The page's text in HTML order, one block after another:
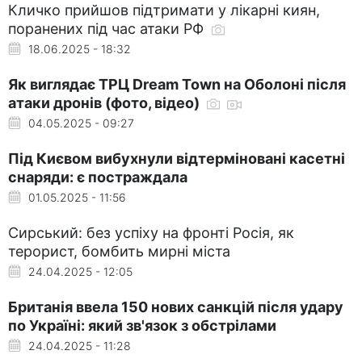
Кличко прийшов підтримати у лікарні киян,
поранених під час атаки РФ
18.06.2025 - 18:32
Як виглядає ТРЦ Dream Town на Оболоні після
атаки дронів (фото, відео)
04.05.2025 - 09:27
Під Києвом вибухнули відтерміновані касетні
снаряди: є постраждала
01.05.2025 - 11:56
Сирський: без успіху на фронті Росія, як
терорист, бомбить мирні міста
24.04.2025 - 12:05
Британія ввела 150 нових санкцій після удару
по Україні: який зв'язок з обстрілами
24.04.2025 - 11:28